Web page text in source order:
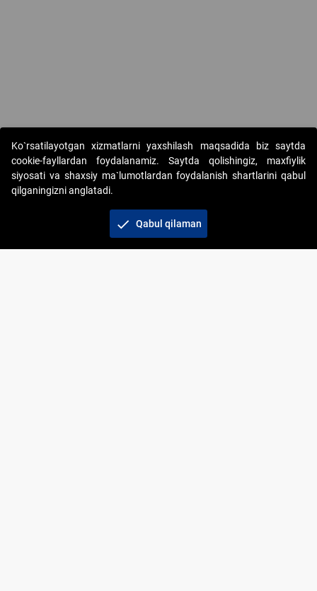
Copyright © 2017-2026. "Elektron onlayn-auksionlarni
tashkil etish" AJ. Barcha huquqlar himoyalangan
Ko`rsatilayotgan xizmatlarni yaxshilash maqsadida biz saytda
cookie-fayllardan foydalanamiz. Saytda qolishingiz, maxfiylik
siyosati va shaxsiy ma`lumotlardan foydalanish shartlarini qabul
qilganingizni anglatadi.
check Qabul qilaman